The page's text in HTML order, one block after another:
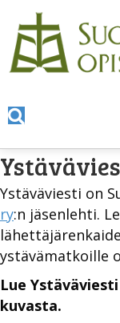
Ystäväviesti on
ry:n jäsenlehti.
ystävämatkoille
Lue
kuvasta.